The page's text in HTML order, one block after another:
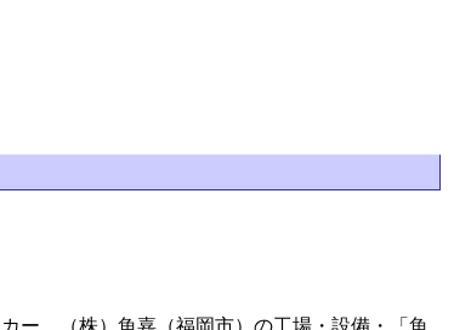
ー、（株）魚嘉（福岡市）の工場・設備・「魚